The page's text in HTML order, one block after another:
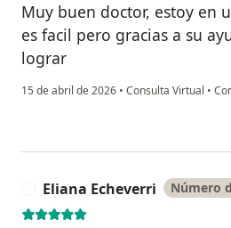
Muy buen doctor, estoy en
es facil pero gracias a su
lograr
15 de abril de 2026 • Consulta Virtual •
Eliana Echeverri Número